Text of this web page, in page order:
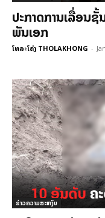
ປະກາດ​ການ​ເລື່ອນ​
ພັນ​ເອກ
ໂທລະໂຄ່ງ THOLAKHONG -
ຂ່າວຄວາມສະຫງົບ